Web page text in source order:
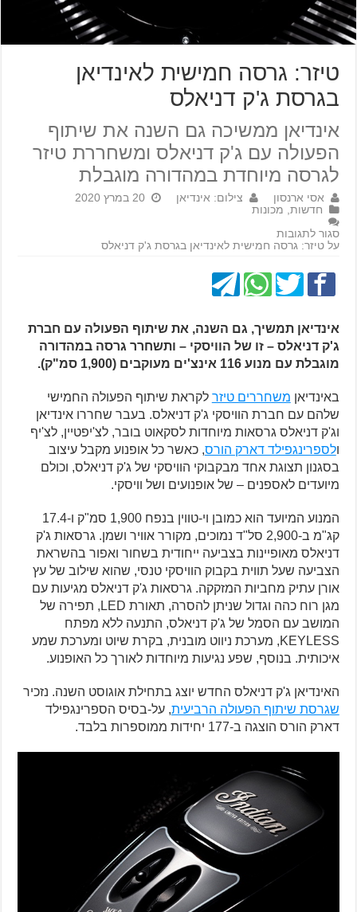
טיזר: גרסה חמישית לאינדיאן
בגרסת ג'ק דניאלס
אינדיאן ממשיכה גם השנה את שיתוף
הפעולה עם ג'ק דניאלס ומשחררת טיזר
לגרסה מיוחדת במהדורה מוגבלת
אסי ארנסון צילום: אינדיאן
20 במרץ 2020
חדשות מכונות
סגור לתגובות
על טיזר: גרסה חמישית לאינדיאן בגרסת ג'ק דניאלס
אינדיאן תמשיך, גם השנה, את שיתוף הפעולה עם חברת
ג'ק דניאלס – זו של הוויסקי – ותשחרר גרסה במהדורה
מוגבלת עם מנוע 116 אינצ'ים מעוקבים (1,900 סמ"ק).
באינדיאן משחררים טיזר לקראת שיתוף הפעולה החמישי
שלהם עם חברת הוויסקי ג'ק דניאלס. בעבר שחררו אינדיאן
וג'ק דניאלס גרסאות מיוחדות לסקאוט בובר, לצ'יפטיין, לצ'יף
ולספרינגפילד דארק הורס, כאשר כל אופנוע מקבל עיצוב
בסגנון תצוגת אחד מבקבוקי הוויסקי של ג'ק דניאלס, וכולם
מיועדים לאספנים – של אופנועים ושל וויסקי.
המנוע המיועד הוא כמובן וי-טווין בנפח 1,900 סמ"ק ו-17.4
קג"מ ב-2,900 סל"ד נמוכים, מקורר אוויר ושמן. גרסאות ג'ק
דניאלס מאופיינות בצביעה ייחודית בשחור ואפור בהשראת
הצביעה שעל תווית בקבוק הוויסקי טנסי, שהוא שילוב של עץ
אורן עתיק מחביות המזקקה. גרסאות ג'ק דניאלס מגיעות עם
מגן רוח כהה וגדול שניתן להסרה, תאורת LED, תפירה של
המושב עם הסמל של ג'ק דניאלס, התנעה ללא מפתח
KEYLESS, מערכת ניווט מובנית, בקרת שיוט ומערכת שמע
איכותית. בנוסף, שפע נגיעות מיוחדות לאורך כל האופנוע.
האינדיאן ג'ק דניאלס החדש יוצג בתחילת אוגוסט השנה. נזכיר
שגרסת שיתוף הפעולה הרביעית, על-בסיס הספרינגפילד
דארק הורס הוצגה ב-177 יחידות ממוספרות בלבד.